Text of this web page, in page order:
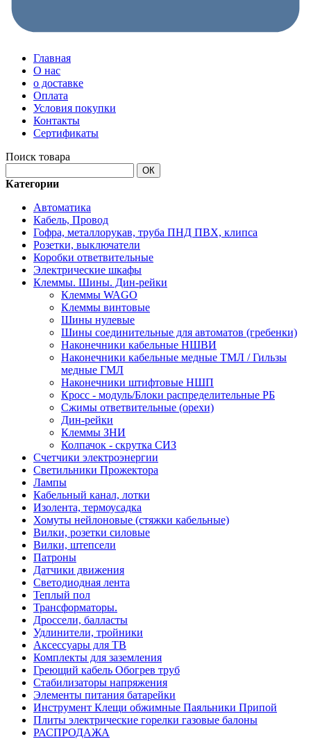
Главная
О нас
о доставке
Оплата
Условия покупки
Контакты
Сертификаты
Поиск товара
ОК
Категории
Автоматика
Кабель, Провод
Гофра, металлорукав, труба ПНД ПВХ, клипса
Розетки, выключатели
Коробки ответвительные
Электрические шкафы
Клеммы. Шины. Дин-рейки
Клеммы WAGO
Клеммы винтовые
Шины нулевые
Шины соединительные для автоматов (гребенки)
Наконечники кабельные НШВИ
Наконечники кабельные медные ТМЛ / Гильзы
медные ГМЛ
Наконечники штифтовые НШП
Кросс - модуль/Блоки распределительные РБ
Сжимы ответвительные (орехи)
Дин-рейки
Клеммы ЗНИ
Колпачок - скрутка СИЗ
Счетчики электроэнергии
Светильники Прожектора
Лампы
Кабельный канал, лотки
Изолента, термоусадка
Хомуты нейлоновые (стяжки кабельные)
Вилки, розетки силовые
Вилки, штепсели
Патроны
Датчики движения
Светодиодная лента
Теплый пол
Трансформаторы.
Дроссели, балласты
Удлинители, тройники
Аксессуары для ТВ
Комплекты для заземления
Греющий кабель Обогрев труб
Стабилизаторы напряжения
Элементы питания батарейки
Инструмент Клещи обжимные Паяльники Припой
Плиты электрические горелки газовые балоны
РАСПРОДАЖА